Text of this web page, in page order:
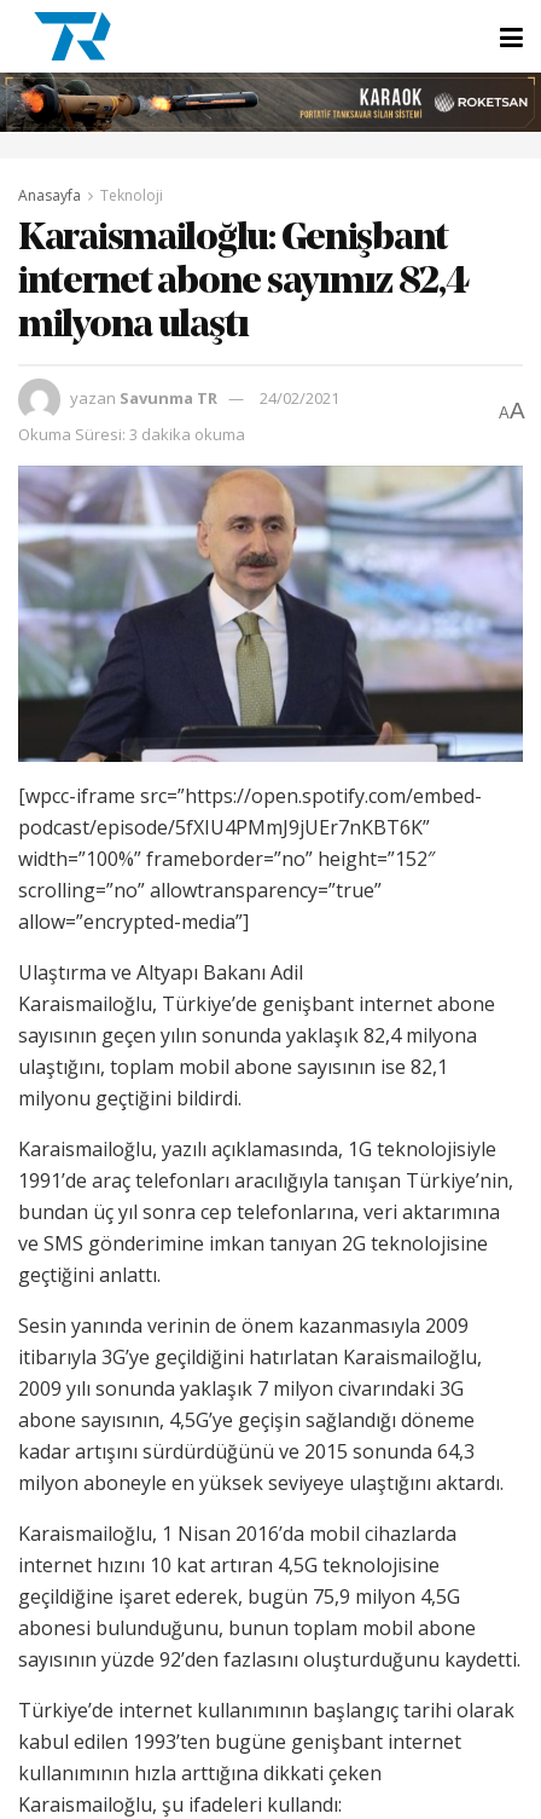
Anasayfa Teknoloji
Karaismailoğlu: Genişbant
internet abone sayımız 82,4
milyona ulaştı
yazan Savunma TR
24/02/2021
Okuma Süresi: 3 dakika okuma
AA
[wpcc-iframe src=”https://open.spotify.com/embed-
podcast/episode/5fXIU4PMmJ9jUEr7nKBT6K”
width=”100%” frameborder=”no” height=”152″
scrolling=”no” allowtransparency=”true”
allow=”encrypted-media”]
Ulaştırma ve Altyapı Bakanı Adil
Karaismailoğlu, Türkiye’de genişbant internet abone
sayısının geçen yılın sonunda yaklaşık 82,4 milyona
ulaştığını, toplam mobil abone sayısının ise 82,1
milyonu geçtiğini bildirdi.
Karaismailoğlu, yazılı açıklamasında, 1G teknolojisiyle
1991’de araç telefonları aracılığıyla tanışan Türkiye’nin,
bundan üç yıl sonra cep telefonlarına, veri aktarımına
ve SMS gönderimine imkan tanıyan 2G teknolojisine
geçtiğini anlattı.
Sesin yanında verinin de önem kazanmasıyla 2009
itibarıyla 3G’ye geçildiğini hatırlatan Karaismailoğlu,
2009 yılı sonunda yaklaşık 7 milyon civarındaki 3G
abone sayısının, 4,5G’ye geçişin sağlandığı döneme
kadar artışını sürdürdüğünü ve 2015 sonunda 64,3
milyon aboneyle en yüksek seviyeye ulaştığını aktardı.
Karaismailoğlu, 1 Nisan 2016’da mobil cihazlarda
internet hızını 10 kat artıran 4,5G teknolojisine
geçildiğine işaret ederek, bugün 75,9 milyon 4,5G
abonesi bulunduğunu, bunun toplam mobil abone
sayısının yüzde 92’den fazlasını oluşturduğunu kaydetti.
Türkiye’de internet kullanımının başlangıç tarihi olarak
kabul edilen 1993’ten bugüne genişbant internet
kullanımının hızla arttığına dikkati çeken
Karaismailoğlu, şu ifadeleri kullandı: